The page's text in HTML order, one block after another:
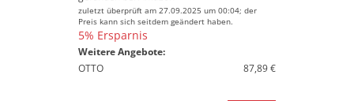
zuletzt überprüft am 27.09.2025 um 00:04; der
Preis kann sich seitdem geändert haben.
5% Ersparnis
Weitere Angebote:
OTTO
87,89 €